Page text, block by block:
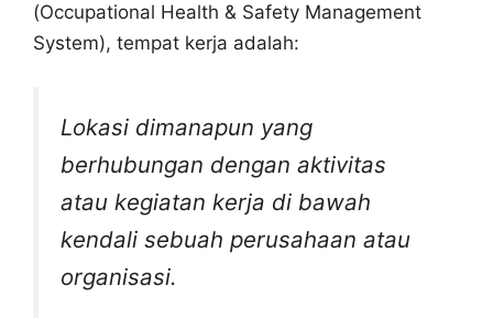
(Occupational Health & Safety Management
System), tempat kerja adalah:
Lokasi dimanapun yang
berhubungan dengan aktivitas
atau kegiatan kerja di bawah
kendali sebuah perusahaan atau
organisasi.